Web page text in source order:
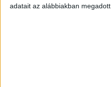
adatait az alábbiakban megadott